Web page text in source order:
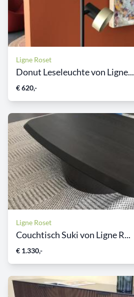
Ligne Roset
Donut Leseleuchte von Ligne...
€ 620,-
Ligne Roset
Couchtisch Suki von Ligne R...
€ 1.330,-